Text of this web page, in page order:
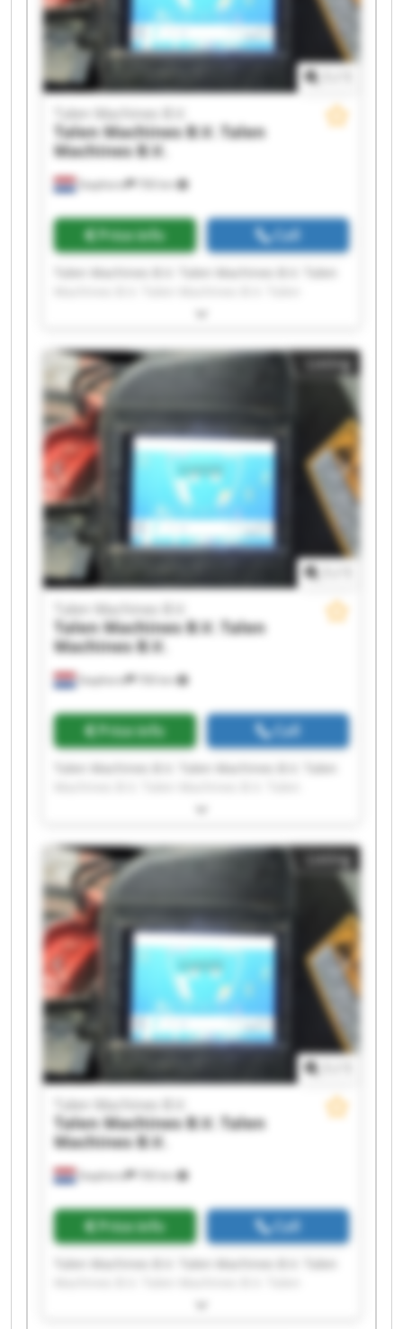
Staphorst 700 km
Talen Machines B.V.
Talen Machines B.V. Talen
Machines B.V.
Price info Call
Talen Machines B.V. Talen Machines B.V. Talen
Machines B.V. Talen Machines B.V. Talen
Machines B.V. Talen Machines B.V. Talen
Machines B.V. Talen Machines B.V. Talen
Machines B.V. Talen Machines B.V. Talen
Machines B.V. Talen Machines B.V. Talen
Machines B.V. Talen Machines B.V. Talen
Machines B.V. Talen Machines B.V.
Listing
Staphorst 700 km
Talen Machines B.V.
Talen Machines B.V. Talen
Machines B.V.
Price info Call
Talen Machines B.V. Talen Machines B.V. Talen
Machines B.V. Talen Machines B.V. Talen
Machines B.V. Talen Machines B.V. Talen
Machines B.V. Talen Machines B.V. Talen
Machines B.V. Talen Machines B.V. Talen
Machines B.V. Talen Machines B.V. Talen
Machines B.V. Talen Machines B.V. Talen
Machines B.V. Talen Machines B.V.
Listing
Staphorst 700 km
Talen Machines B.V.
Talen Machines B.V. Talen
Machines B.V.
Price info Call
Talen Machines B.V. Talen Machines B.V. Talen
Machines B.V. Talen Machines B.V. Talen